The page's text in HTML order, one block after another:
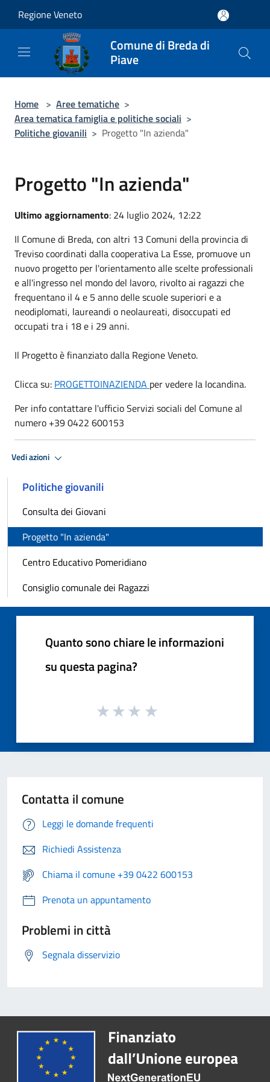
Regione Veneto
Comune di Breda di
Piave
Home > Aree tematiche >
Area tematica famiglia e politiche sociali >
Politiche giovanili > Progetto "In azienda"
Progetto "In azienda"
Ultimo aggiornamento: 24 luglio 2024, 12:22
Il Comune di Breda, con altri 13 Comuni della provincia di
Treviso coordinati dalla cooperativa La Esse, promuove un
nuovo progetto per l'orientamento alle scelte professionali
e all'ingresso nel mondo del lavoro, rivolto ai ragazzi che
frequentano il 4 e 5 anno delle scuole superiori e a
neodiplomati, laureandi o neolaureati, disoccupati ed
occupati tra i 18 e i 29 anni.
Il Progetto è finanziato dalla Regione Veneto.
Clicca su: PROGETTOINAZIENDA per vedere la locandina.
Per info contattare l'ufficio Servizi sociali del Comune al
numero +39 0422 600153
Vedi azioni
Politiche giovanili
Consulta dei Giovani
Progetto "In azienda"
Centro Educativo Pomeridiano
Consiglio comunale dei Ragazzi
Quanto sono chiare le informazioni
su questa pagina?
Contatta il comune
Leggi le domande frequenti
Richiedi Assistenza
Chiama il comune +39 0422 600153
Prenota un appuntamento
Problemi in città
Segnala disservizio